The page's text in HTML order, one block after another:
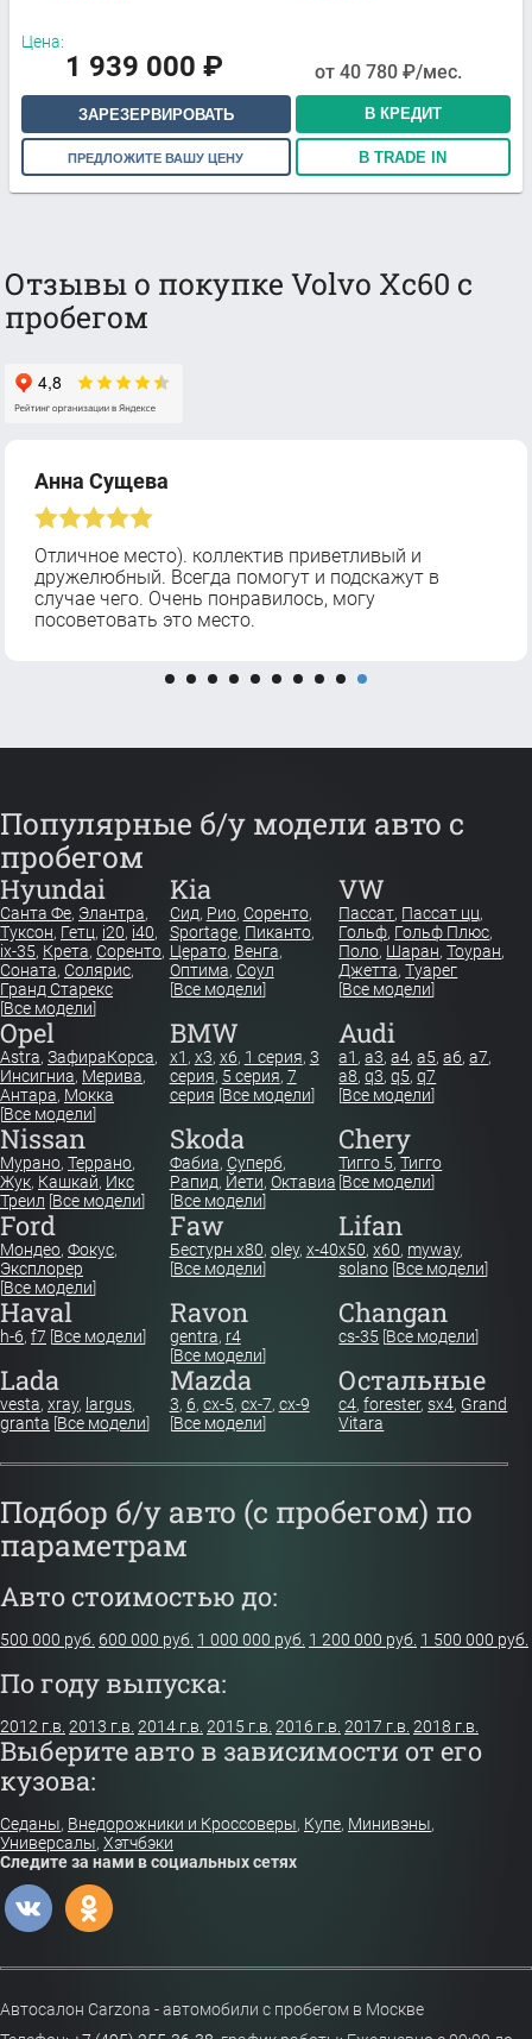
Цена:
1 939 000 ₽ от 40 780 ₽/мес.
ЗАРЕЗЕРВИРОВАТЬ В КРЕДИТ
ПРЕДЛОЖИТЕ ВАШУ ЦЕНУ В TRADE IN
Отзывы о покупке Volvo Xc60 с
пробегом
Анна Сущева
Отличное место). коллектив приветливый и
дружелюбный. Всегда помогут и подскажут в
случае чего. Очень понравилось, могу
посоветовать это место.
Популярные б/у модели авто с
пробегом
Hyundai
Санта Фе, Элантра,
Туксон, Гетц, i20, i40,
ix-35, Крета, Соренто,
Соната, Солярис,
Гранд Старекс
[Все модели]
Kia
Сид, Рио, Соренто,
Sportage, Пиканто,
Церато, Венга,
Оптима, Соул
[Все модели]
VW
Пассат, Пассат цц,
Гольф, Гольф Плюс,
Поло, Шаран,Тоуран,
Джетта,Туарег
[Все модели]
Opel
Astra, ЗафираКорса,
Инсигниа, Мерива,
Антара, Мокка
[Все модели]
BMW
x1 , x3, x6, 1 серия, 3
серия, 5 серия, 7
серия [Все модели]
Audi
a1 ,a3,a4,a5,a6,a7,
a8,q3,q5,q7
[Все модели]
Nissan
Мурано, Террано,
Жук, Кашкай, Икс
Треил [Все модели]
Skoda
Фабиа, Суперб,
Рапид, Йети, Октавиа
[Все модели]
Chery
Тигго 5,Тигго
[Все модели]
Ford
Мондео, Фокус,
Эксплорер
[Все модели]
Faw
Бестурн х80, oley, x-40
[Все модели]
Lifan
x50,x60, myway,
solano [Все модели]
Haval
h-6, f7 [Все модели]
Ravon
gentra, r4
[Все модели]
Changan
cs-35 [Все модели]
Lada
vesta, xray, largus,
granta [Все модели]
Mazda
3, 6, cx-5, cx-7, cx-9
[Все модели]
Остальные
c4,forester,sx4, Grand
Vitara
Подбор б/у авто (с пробегом) по
параметрам
Авто стоимостью до:
500 000 руб. 600 000 руб. 1 000 000 руб. 1 200 000 руб. 1 500 000 руб.
По году выпуска:
2012 г.в. 2013 г.в. 2014 г.в. 2015 г.в. 2016 г.в. 2017 г.в. 2018 г.в.
Выберите авто в зависимости от его
кузова:
Седаны, Внедорожники и Кроссоверы, Купе, Минивэны,
Универсалы, Хэтчбэки
Следите за нами в социальных сетях
Автосалон Carzona - автомобили с пробегом в Москве